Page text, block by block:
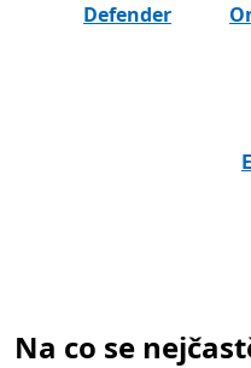
Defender
Na co se